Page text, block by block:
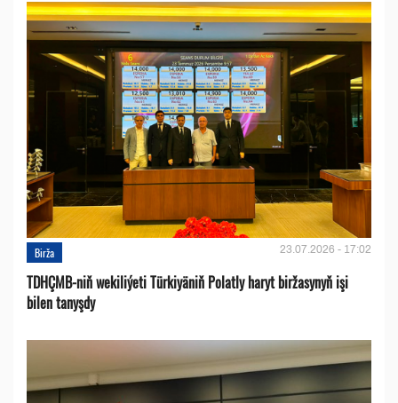
Birža 23.07.2026 - 17:02
TDHÇMB-niň wekiliýeti Türkiyäniň Polatly haryt biržasynyň işi
bilen tanyşdy